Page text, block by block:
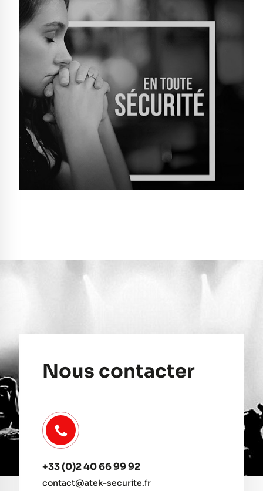
Nous contacter
+33 (0)2 40 66 99 92
contact@atek-securite.fr